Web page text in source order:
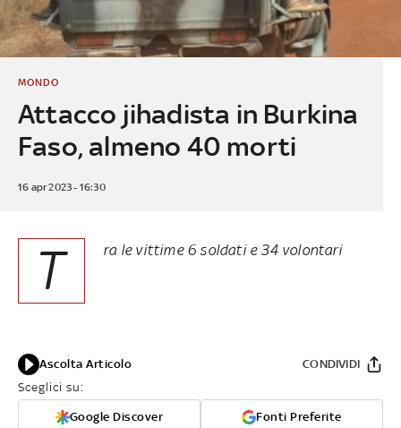
Attacco jihadista in Burkina
Faso, almeno 40 morti
MONDO
16 apr 2023 - 16:30
T ra le vittime 6 soldati e 34 volontari
Ascolta Articolo
Sceglici su:
Google Discover Fonti Preferite
CONDIVIDI